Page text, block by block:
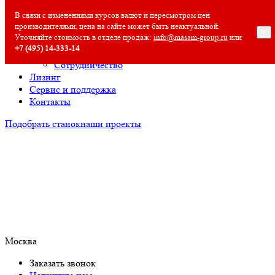
В связи с изменениями курсов валют и пересмотром цен
производителями, цена на сайте может быть неактуальной.
Уточняйте стоимость в отделе продаж: info@masam-group.ru или
+7 (495) 14‑333‑14
О компании
О компании
Полезная информация
Вакансии
Сотрудничество
Лизинг
Сервис и поддержка
Контакты
Подобрать станокнаши проекты
Москва
Заказать звонок